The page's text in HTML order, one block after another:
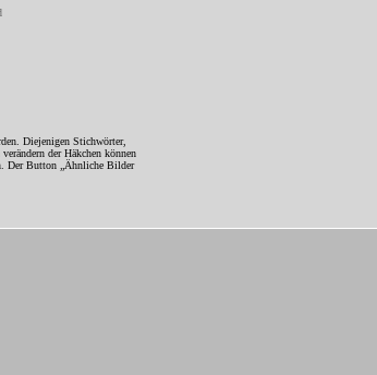
Diejenigen Stichwörter,
der Häkchen können
Der Button „Ähnliche Bilder